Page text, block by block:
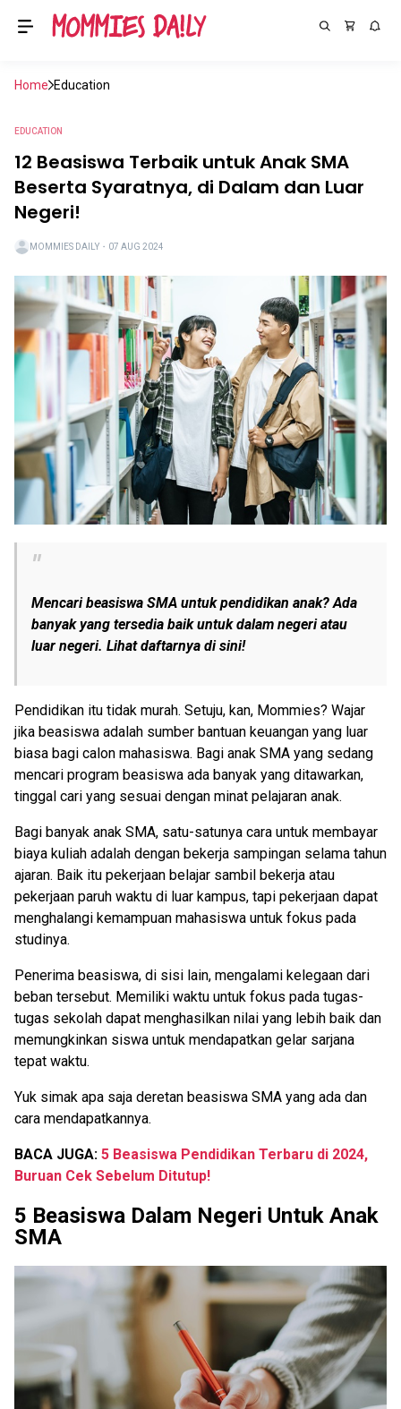
Home Education
EDUCATION
12 Beasiswa Terbaik untuk Anak SMA
Beserta Syaratnya, di Dalam dan Luar
Negeri!
MOMMIES DAILY ・ 07 AUG 2024
Mencari beasiswa SMA untuk pendidikan anak? Ada
banyak yang tersedia baik untuk dalam negeri atau
luar negeri. Lihat daftarnya di sini!
Pendidikan itu tidak murah. Setuju, kan, Mommies? Wajar
jika beasiswa adalah sumber bantuan keuangan yang luar
biasa bagi calon mahasiswa. Bagi anak SMA yang sedang
mencari program beasiswa ada banyak yang ditawarkan,
tinggal cari yang sesuai dengan minat pelajaran anak.
Bagi banyak anak SMA, satu-satunya cara untuk membayar
biaya kuliah adalah dengan bekerja sampingan selama tahun
ajaran. Baik itu pekerjaan belajar sambil bekerja atau
pekerjaan paruh waktu di luar kampus, tapi pekerjaan dapat
menghalangi kemampuan mahasiswa untuk fokus pada
studinya.
Penerima beasiswa, di sisi lain, mengalami kelegaan dari
beban tersebut. Memiliki waktu untuk fokus pada tugas-
tugas sekolah dapat menghasilkan nilai yang lebih baik dan
memungkinkan siswa untuk mendapatkan gelar sarjana
tepat waktu.
Yuk simak apa saja deretan beasiswa SMA yang ada dan
cara mendapatkannya.
BACA JUGA: 5 Beasiswa Pendidikan Terbaru di 2024,
Buruan Cek Sebelum Ditutup!
5 Beasiswa Dalam Negeri Untuk Anak
SMA